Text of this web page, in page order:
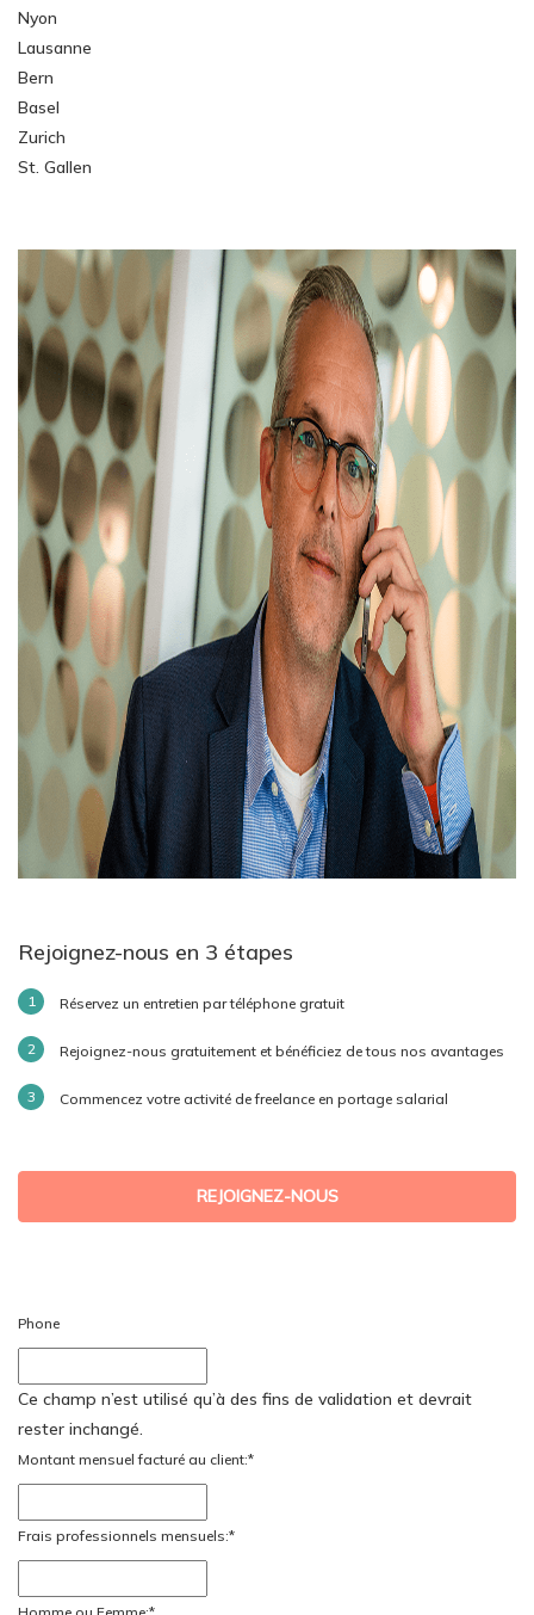
Nyon
Lausanne
Bern
Basel
Zurich
St. Gallen
Rejoignez-nous en 3 étapes
Réservez un entretien par téléphone gratuit
Rejoignez-nous gratuitement et bénéficiez de tous nos avantages
Commencez votre activité de freelance en portage salarial
REJOIGNEZ-NOUS
Phone
Ce champ n’est utilisé qu’à des fins de validation et devrait
rester inchangé.
Montant mensuel facturé au client:*
Frais professionnels mensuels:*